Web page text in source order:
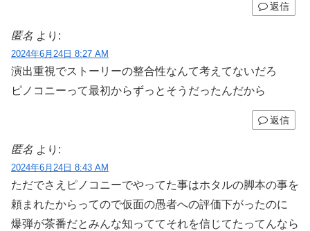
返信
匿名 より:
2024年6月24日 8:27 AM
演出重視でストーリーの整合性なんて考えてないだろ
ピノコニーって最初からずっとそうだったんだから
返信
匿名 より:
2024年6月24日 8:43 AM
ただでさえピノコニーでやってた事はホタルの脚本の事を
頼まれたからってので仮面の愚者への評価下がったのに
爆弾が茶番だとみんな知っててそれを信じてたってんなら